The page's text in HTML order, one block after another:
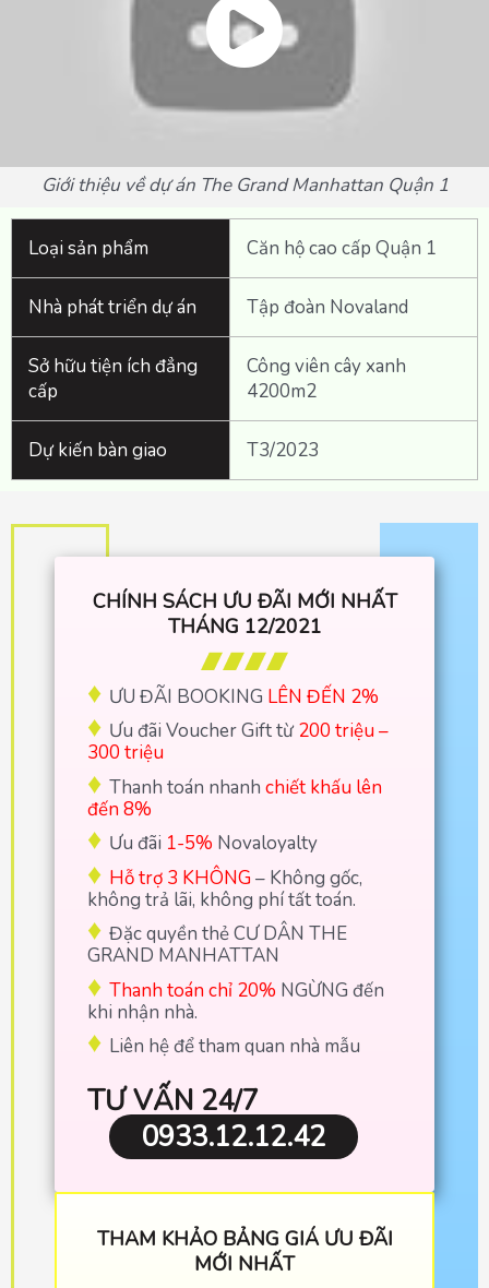
Giới thiệu về dự án The Grand Manhattan Quận 1
Loại sản phẩm Căn hộ cao cấp Quận 1
Nhà phát triển dự án Tập đoàn Novaland
Sở hữu tiện ích đẳng
cấp
Công viên cây xanh
4200m2
Dự kiến bàn giao T3/2023
CHÍNH SÁCH ƯU ĐÃI MỚI NHẤT
THÁNG 12/2021
♦ ƯU ĐÃI BOOKING LÊN ĐẾN 2%
♦ Ưu đãi Voucher Gift từ200 triệu –
300 triệu
♦ Thanh toán nhanh chiết khấu lên
đến 8%
♦ Ưu đãi 1-5% Novaloyalty
♦ Hỗ trợ 3 KHÔNG– Không gốc,
không trả lãi, không phí tất toán.
♦ Đặc quyền thẻ CƯ DÂN THE
GRAND MANHATTAN
♦ Thanh toán chỉ 20% NGỪNG đến
khi nhận nhà.
♦ Liên hệ để tham quan nhà mẫu
TƯ VẤN 24/7
0933.12.12.42
THAM KHẢO BẢNG GIÁ ƯU ĐÃI
MỚI NHẤT